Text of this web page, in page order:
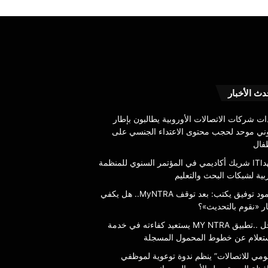
محمود توفيق يكتب: بعد توقف MyNTRA..
شعار «نقوم بالتحديث»؟
في
المحمول
الأخبار
شركات الاتصالات الأوروبية يطالبون بإطار
موحد لحجب محتوى الاعتداء الجنسي على
معهدITI شريك أكاديمي في المؤتمر السنوي للمنظمة
لشبكات البحث والتعليم
محمود توفيق يكتب: بعد توقف MyNTRA.. هل يكفي
«نقوم بالتحديث»؟
عاجل ..تطبيق MY NTRA يستعيد كفاءته في خدمة
عن خطوط المحمول المسجلة
للاتصالات” ينظم ندوة توعوية لموظفي